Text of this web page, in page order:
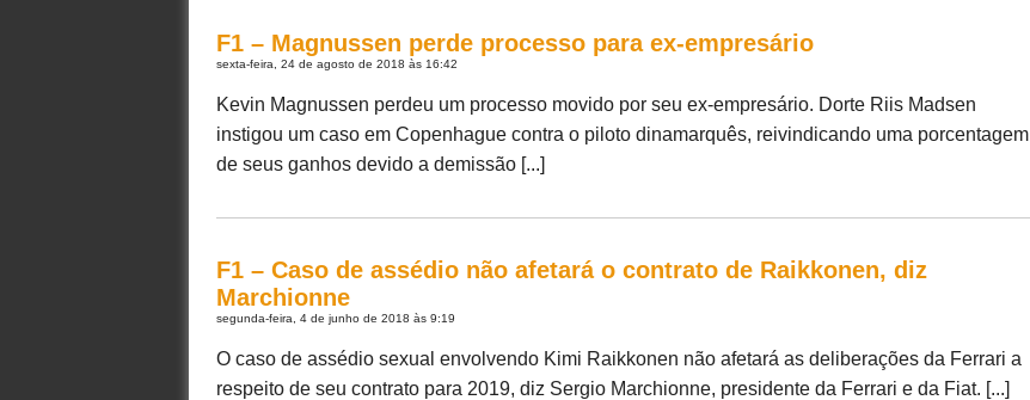
F1 – Magnussen perde processo para ex-empresário
sexta-feira, 24 de agosto de 2018 às 16:42
Kevin Magnussen perdeu um processo movido por seu ex-empresário. Dorte Riis Madsen
instigou um caso em Copenhague contra o piloto dinamarquês, reivindicando uma porcentagem
de seus ganhos devido a demissão [...]
F1 – Caso de assédio não afetará o contrato de Raikkonen, diz
Marchionne
segunda-feira, 4 de junho de 2018 às 9:19
O caso de assédio sexual envolvendo Kimi Raikkonen não afetará as deliberações da Ferrari a
respeito de seu contrato para 2019, diz Sergio Marchionne, presidente da Ferrari e da Fiat. [...]